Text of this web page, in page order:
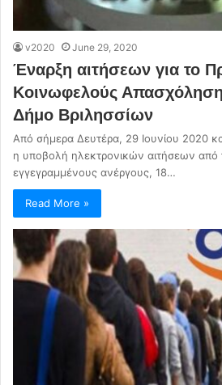
v2020 June 29, 2020
Έναρξη αιτήσεων για το
Κοινωφελούς
Δήμο Βριλησσίων
Από σήμερα Δευτέρα, 29 Ιουνίου 2020
η υποβολή ηλεκτρονικών αιτήσεων από
εγγεγραμμένους ανέργους, 18…
Read More »